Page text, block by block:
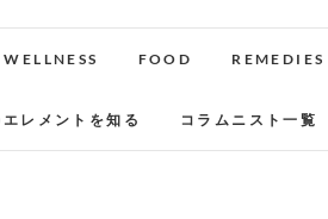
WELLNESS FOOD REMEDIES
レメントを知る コラムニスト一覧